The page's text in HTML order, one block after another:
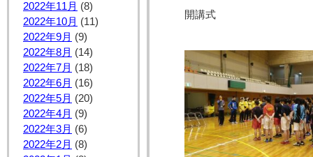
2022年11月 (8)
2022年10月 (11)
2022年9月 (9)
2022年8月 (14)
2022年7月 (18)
2022年6月 (16)
2022年5月 (20)
2022年4月 (9)
2022年3月 (6)
2022年2月 (8)
開講式